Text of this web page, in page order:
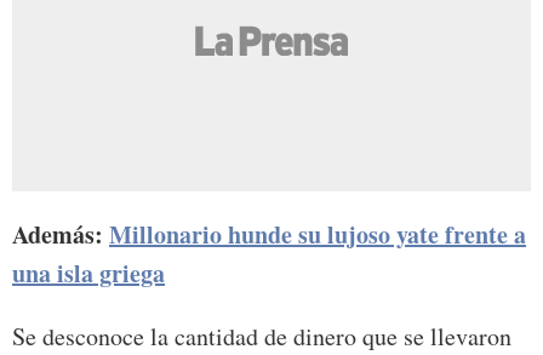
Además: Millonario hunde su lujoso yate frente a
una isla griega
Se desconoce la cantidad de dinero que se llevaron